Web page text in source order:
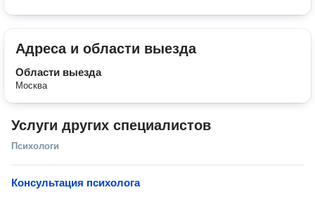
Адреса и области выезда
Области выезда
Москва
Услуги других специалистов
Психологи
Консультация психолога